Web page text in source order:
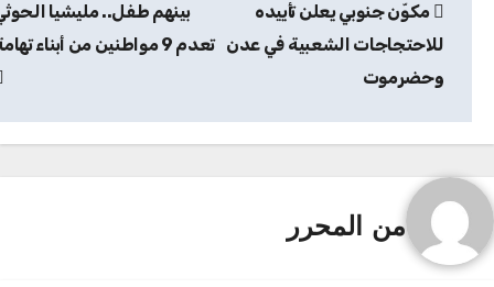
المقالات
مكوّن جنوبي يعلن تأييده
للاحتجاجات الشعبية في عدن
وحضرموت
بينهم طفل.. مليشيا
تعدم 9 مواطنين من أبناء تهامة
من المحرر